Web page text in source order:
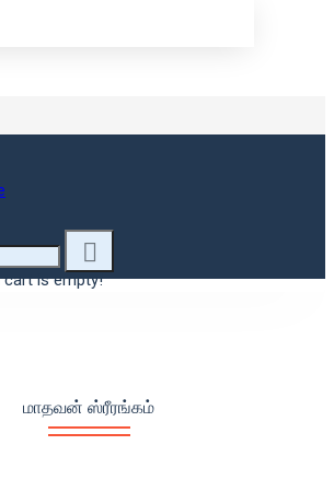
cart is empty!
மாதவன் ஸ்ரீரங்கம்